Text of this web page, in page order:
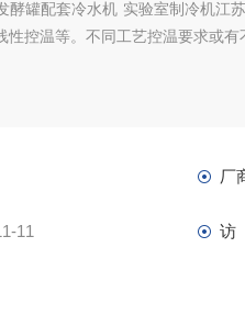
酵罐配套冷水机 实验室制冷机江
性控温等。不同工艺控温要求或有
厂
11 访